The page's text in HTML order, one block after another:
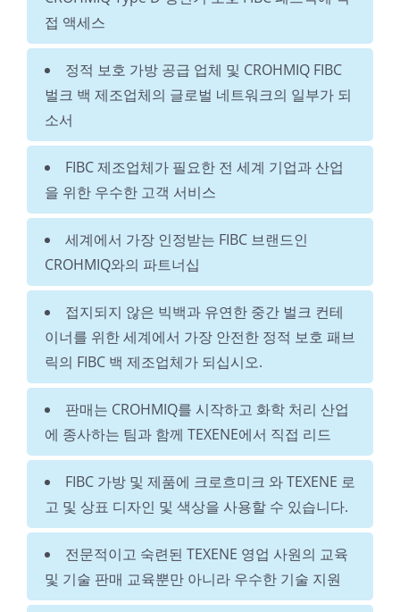
접 액세스
정적 보호 가방 공급 업체 및 CROHMIQ FIBC
벌크 백 제조업체의 글로벌 네트워크의 일부가 되
소서
FIBC 제조업체가 필요한 전 세계 기업과 산업
을 위한 우수한 고객 서비스
세계에서 가장 인정받는 FIBC 브랜드인
CROHMIQ와의 파트너십
접지되지 않은 빅백과 유연한 중간 벌크 컨테
이너를 위한 세계에서 가장 안전한 정적 보호 패브
릭의 FIBC 백 제조업체가 되십시오.
판매는 CROHMIQ를 시작하고 화학 처리 산업
에 종사하는 팀과 함께 TEXENE에서 직접 리드
FIBC 가방 및 제품에 크로흐미크 와 TEXENE 로
고 및 상표 디자인 및 색상을 사용할 수 있습니다.
전문적이고 숙련된 TEXENE 영업 사원의 교육
및 기술 판매 교육뿐만 아니라 우수한 기술 지원